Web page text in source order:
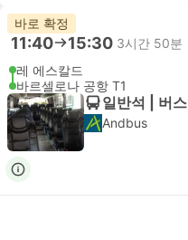
바로 확정
11:40 15:30 3시간 50분
레 에스칼드
바르셀로나 공항 T1
일반석 | 버스
Andbus